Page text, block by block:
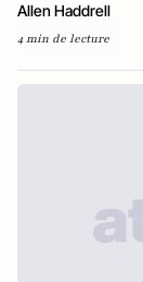
Allen Haddrell
4 min de lecture